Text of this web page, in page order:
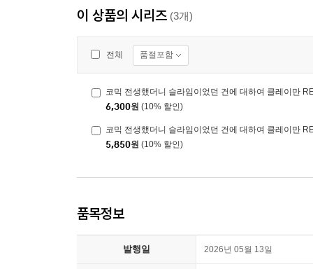
이 상품의 시리즈 (3개)
전체 품절포함
코믹 전생했더니 슬라임이었던 건에 대하여 클레이만
6,300원 (10% 할인)
코믹 전생했더니 슬라임이었던 건에 대하여 클레이만
5,850원 (10% 할인)
품목정보
발행일 2026년 05월 13일